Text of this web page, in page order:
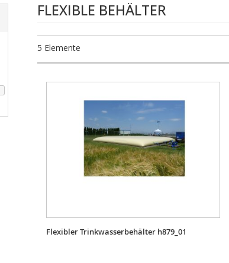
FLEXIBLE BEHÄLTER
5 Elemente
Flexibler Trinkwasserbehälter h879_01